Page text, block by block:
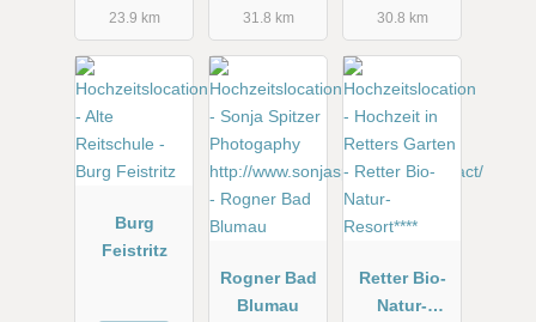
23.9 km
31.8 km
30.8 km
Burg
Feistritz
Rogner Bad
Blumau
Retter Bio-
Natur-